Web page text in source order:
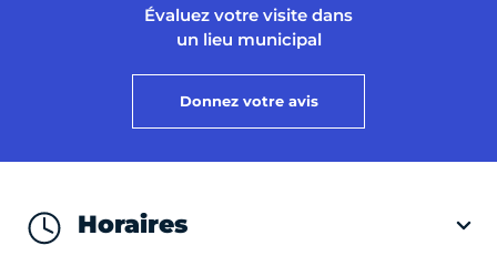
Évaluez votre visite dans
un lieu municipal
Donnez votre avis
Horaires